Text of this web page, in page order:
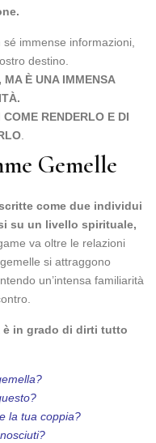
immense informazioni,
destino.
MA È UNA IMMENSA
RENDERLO E DI
.
Gemelle
come due individui
su un livello spirituale,
va oltre le relazioni
si attraggono
un’intensa familiarità
è in grado di dirti tutto
la tua coppia?